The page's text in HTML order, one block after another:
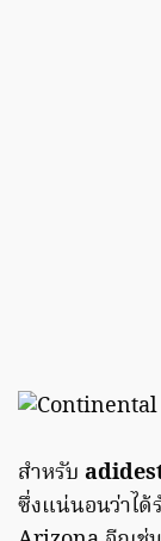
สำหรับ
ซึ่งแน่นอนว่าได้